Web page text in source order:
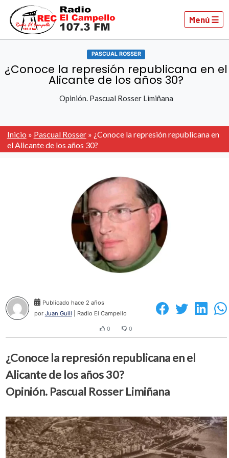
Menú ☰
PASCUAL ROSSER
¿Conoce la represión republicana en el
Alicante de los años 30?
Opinión. Pascual Rosser Limiñana
Inicio » Pascual Rosser» ¿Conoce la represión republicana en
el Alicante de los años 30?
Publicado hace 2 años
por Juan Guill | Radio El Campello
0 0
¿Conoce la represión republicana en el
Alicante de los años 30?
Opinión. Pascual Rosser Limiñana